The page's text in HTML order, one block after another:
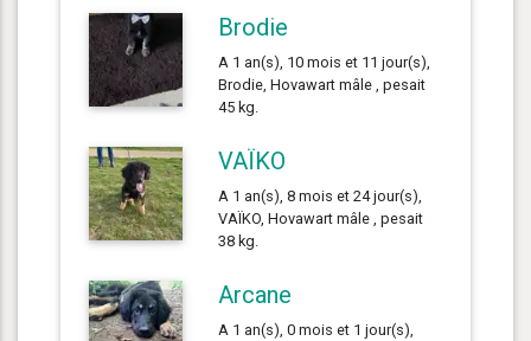
Brodie
A 1 an(s), 10 mois et 11 jour(s),
Brodie, Hovawart mâle , pesait
45 kg.
VAÏKO
A 1 an(s), 8 mois et 24 jour(s),
VAÏKO, Hovawart mâle , pesait
38 kg.
Arcane
A 1 an(s), 0 mois et 1 jour(s),